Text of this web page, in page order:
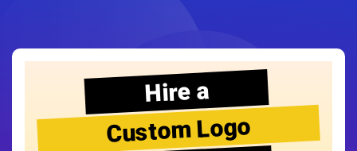
Hire a
Custom Logo